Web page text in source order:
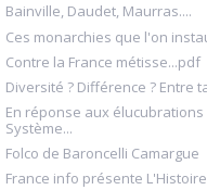
Bainville, Daudet, Maurras....
Ces monarchies que l'on
Contre la France métisse...pdf
Diversité ? Différence ?
En réponse aux
Système...
Folco de Baroncelli Camargue
France info présente